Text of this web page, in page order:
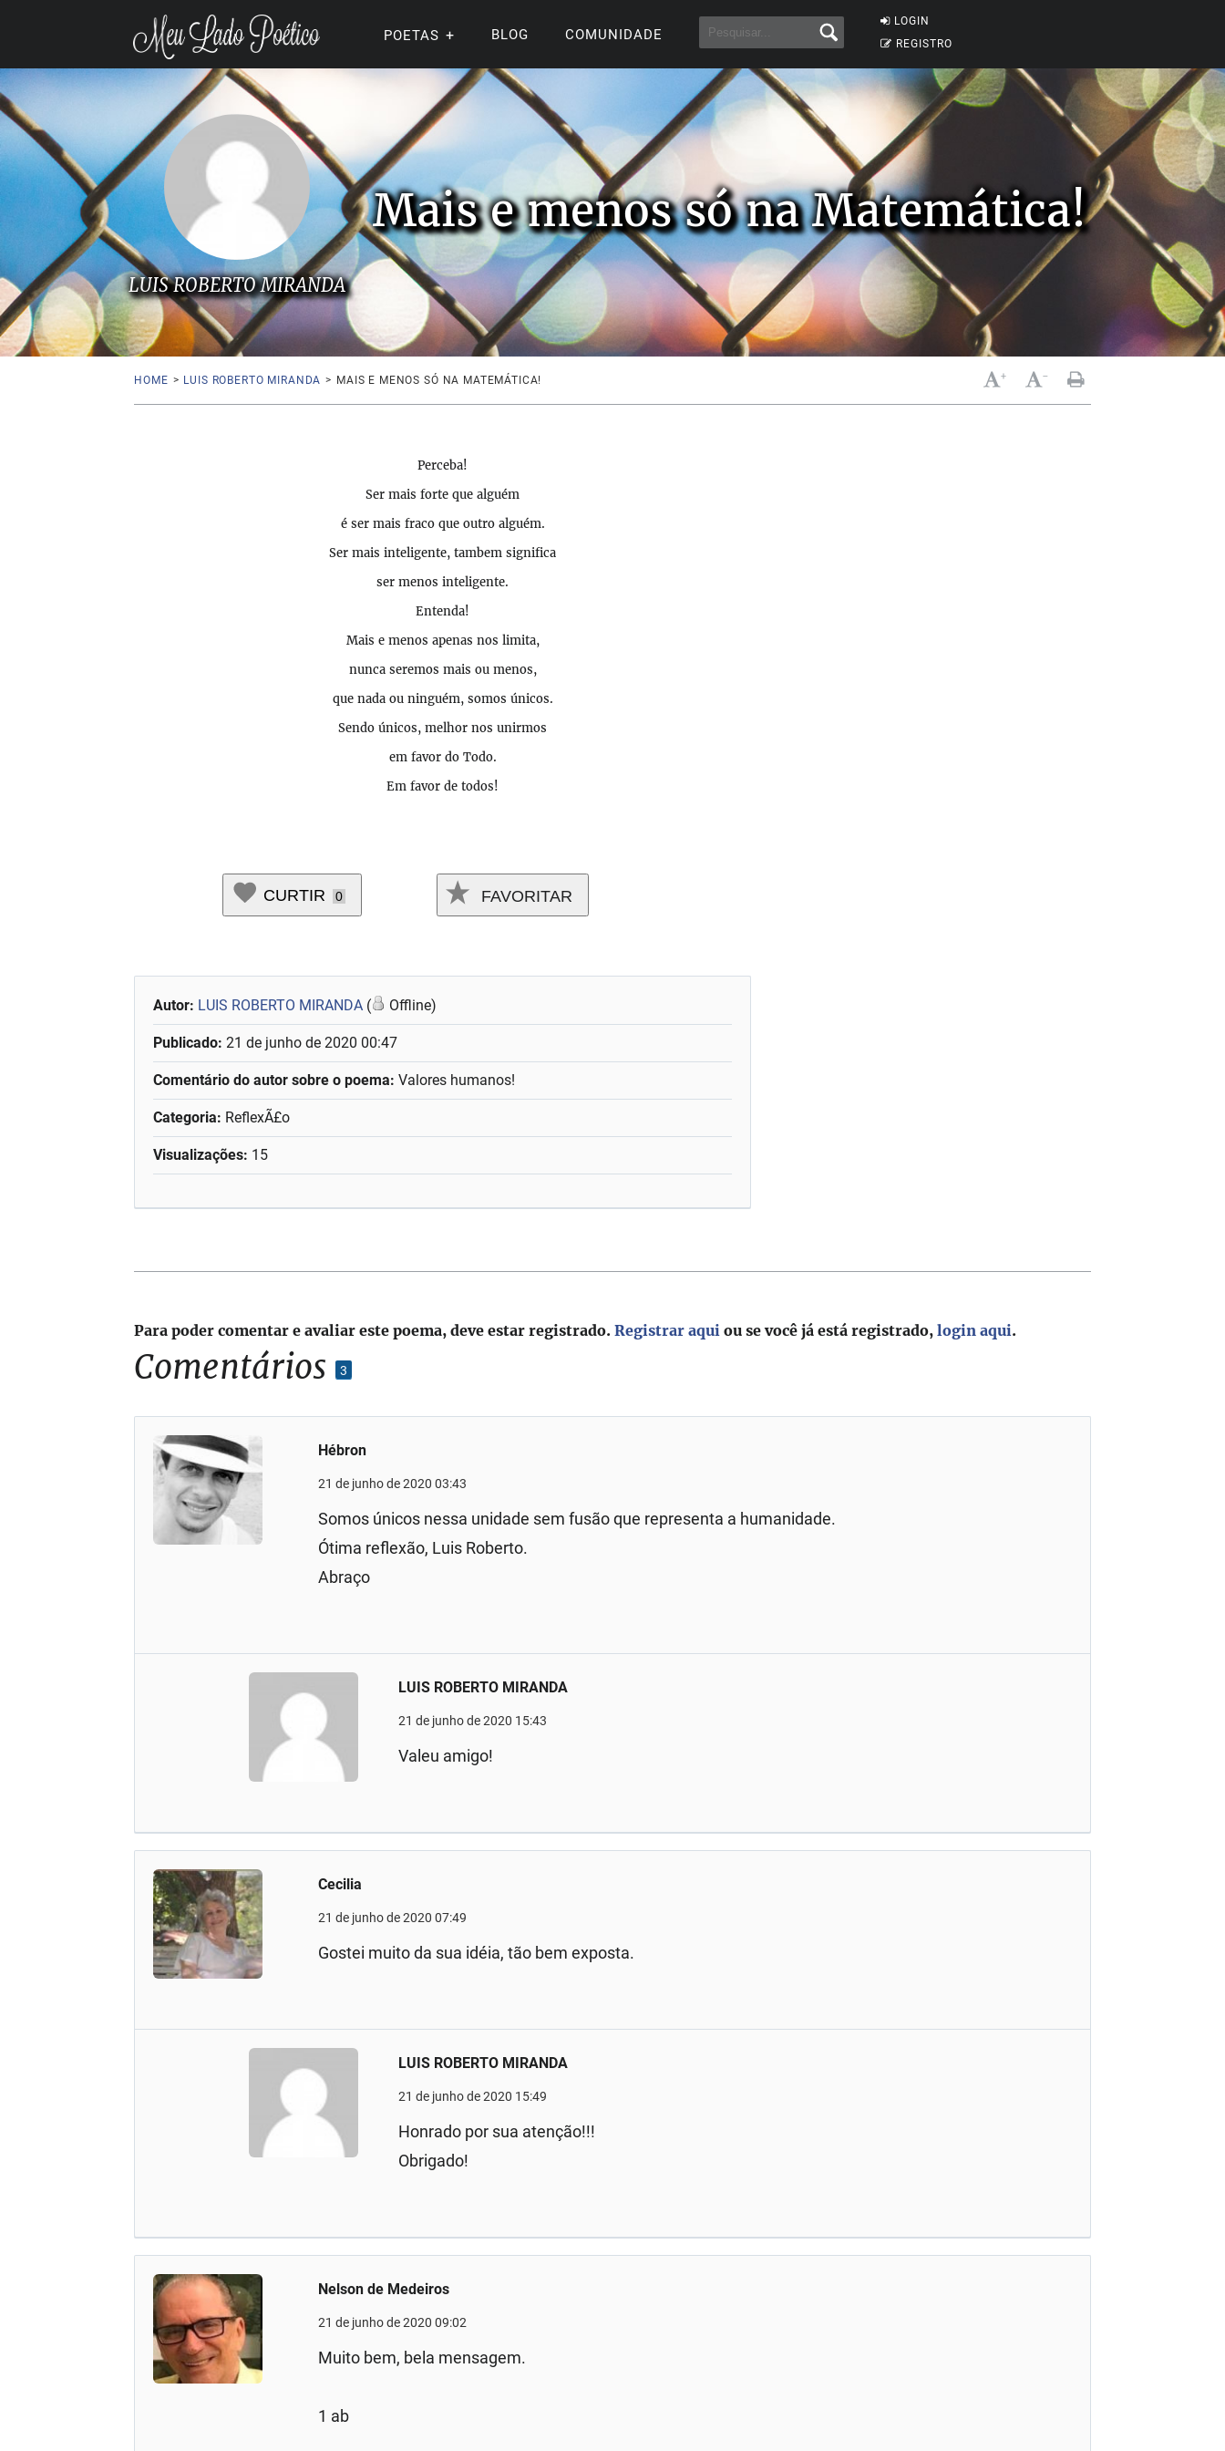
LOGIN
REGISTRO
POETAS BLOG COMUNIDADE
Mais e menos só na Matemática!
LUIS ROBERTO MIRANDA
HOME > LUIS ROBERTO MIRANDA > MAIS E MENOS SÓ NA MATEMÁTICA! + -
Perceba!
Ser mais forte que alguém
é ser mais fraco que outro alguém.
Sermais inteligente, tambem significa
ser menos inteligente.
Entenda!
Mais e menos apenas nos limita,
nunca seremos mais ou menos,
que nada ou ninguém, somos únicos.
Sendo únicos, melhor nos unirmos
em favor do Todo.
Em favor de todos!
CURTIR 0 FAVORITAR
Autor: LUIS ROBERTO MIRANDA ( Offline)
Publicado:21 de junho de 2020 00:47
Comentário do autor sobre o poema:Valores humanos!
Categoria: ReflexÃ£o
Visualizações: 15
Comentários 3
Hébron
21 de junho de 2020 03:43
Somos únicos nessa unidade sem fusão que representa a humanidade.
Ótima reflexão, Luis Roberto.
Abraço
LUIS ROBERTO MIRANDA
21 de junho de 2020 15:43
Valeu amigo!
Cecilia
21 de junho de 2020 07:49
Gostei muito da sua idéia, tão bem exposta.
LUIS ROBERTO MIRANDA
21 de junho de 2020 15:49
Honrado por sua atenção!!!
Obrigado!
Nelson de Medeiros
21 de junho de 2020 09:02
Muito bem, bela mensagem.
1 ab
Para poder comentar e avaliar este poema, deve estar registrado.Registrar aqui ou se você já está registrado,login aqui.